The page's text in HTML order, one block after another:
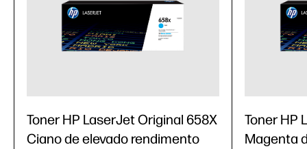
Toner HP LaserJet Original 658X
Ciano de elevado rendimento
Toner HP
Magenta